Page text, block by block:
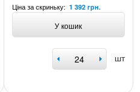
Ціна за скриньку:1 392 грн.
У кошик
шт